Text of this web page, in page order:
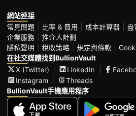
網站連接
常見問題
比率 & 費用 成本計算器
盎
企業服務
推介人計劃
隱私聲明
稅收策略 規定與條款
在社交媒體找到BullionVault
X (Twitter)
LinkedIn
Instagram
Threads
BullionVault手機應用程序